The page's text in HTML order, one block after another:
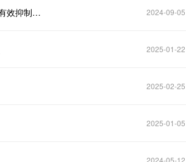
兰州理工大学冉奋教授《Nano Letters》锂硫电池隔膜孔径0.8 nm，有效抑制多硫化物穿梭！ 2024-09-05
2025-01-22
2025-02-25
2025-01-05
2024-05-12